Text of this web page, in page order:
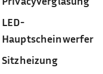
LED-
Hauptscheinwerfer
Sitzheizung